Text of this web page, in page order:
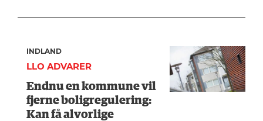
INDLAND
LLO ADVARER
Endnu en kommune vil
fjerne boligregulering:
Kan få alvorlige